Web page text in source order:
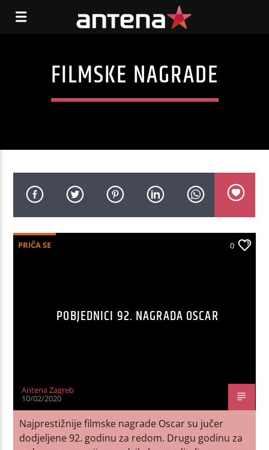
FILMSKE NAGRADE
PRIČA SE 0
POBJEDNICI 92. NAGRADA OSCAR
Antena Zagreb
10/02/2020
Najprestižnije filmske nagrade Oscar su jučer
dodjeljene 92. godinu za redom. Drugu godinu za